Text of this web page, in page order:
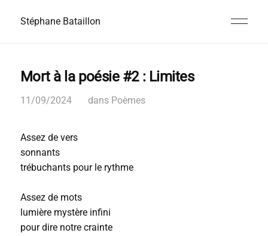
Stéphane Bataillon
Mort à la poésie #2 : Limites
11/09/2024 dans Poèmes
Assez de vers
sonnants
trébuchants pour le rythme
Assez de mots
lumière mystère infini
pour dire notre crainte